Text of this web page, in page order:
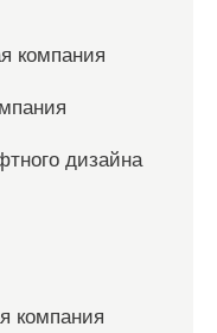
компания
дизайна
компания